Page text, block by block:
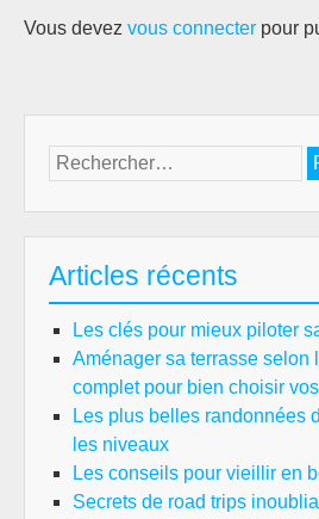
Vous devez vous connecter pour
Rechercher :
Articles récents
Les clés pour mieux piloter
Aménager sa terrasse selon
complet pour bien choisir
Les plus belles randonnées
les niveaux
Les conseils pour vieillir en
Secrets de road trips